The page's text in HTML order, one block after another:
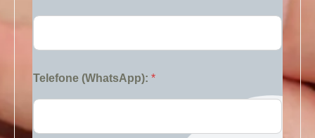
Telefone (WhatsApp): *